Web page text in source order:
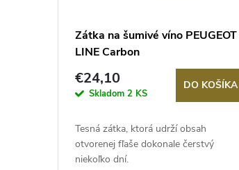
Zátka na šumivé víno PEUGEOT
LINE Carbon
€24,10
Skladom 2 KS
DO KOŠÍKA
Tesná zátka, ktorá udrží obsah
otvorenej fľaše dokonale čerstvý
niekoľko dní.